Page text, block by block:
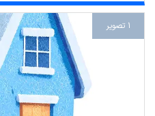
1 تصویر